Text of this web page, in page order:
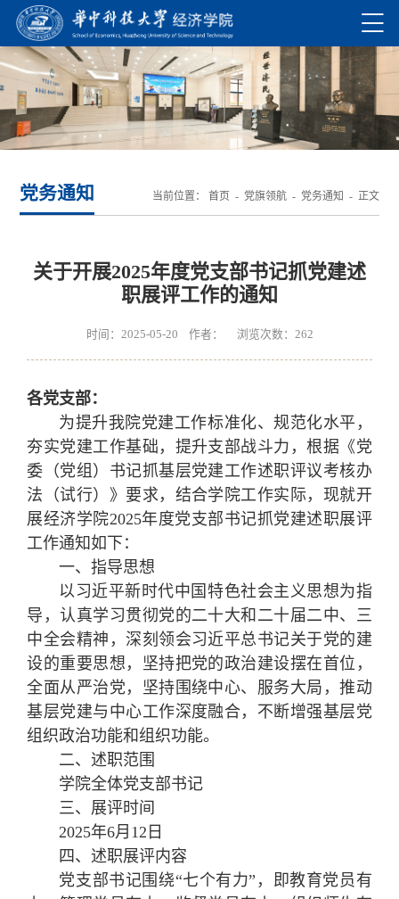
党务通知 当前位置： 首页 - 党旗领航- 党务通知 - 正文
关于开展2025年度党支部书记抓党建述
职展评工作的通知
时间：2025-05-20 作者： 浏览次数： 262
各党支部：
为提升我院党建工作标准化、规范化水平，
夯实党建工作基础，提升支部战斗力，根据《党
委（党组）书记抓基层党建工作述职评议考核办
法（试行）》要求，结合学院工作实际，现就开
展经济学院2025年度党支部书记抓党建述职展评
工作通知如下：
一、指导思想
以习近平新时代中国特色社会主义思想为指
导，认真学习贯彻党的二十大和二十届二中、三
中全会精神，深刻领会习近平总书记关于党的建
设的重要思想，坚持把党的政治建设摆在首位，
全面从严治党，坚持围绕中心、服务大局，推动
基层党建与中心工作深度融合，不断增强基层党
组织政治功能和组织功能。
二、述职范围
学院全体党支部书记
三、展评时间
2025年6月12日
四、述职展评内容
党支部书记围绕“七个有力”，即教育党员有